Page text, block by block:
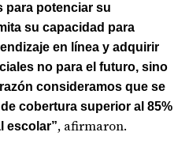
para potenciar su
su capacidad para
en línea y adquirir
no para el futuro, sino
consideramos que se
cobertura superior al 85%
escolar”, afirmaron.